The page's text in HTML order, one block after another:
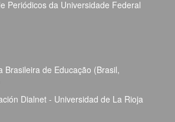
Periódicos da Universidade Federal
Brasileira de Educação (Brasil,
Dialnet - Universidad de La Rioja